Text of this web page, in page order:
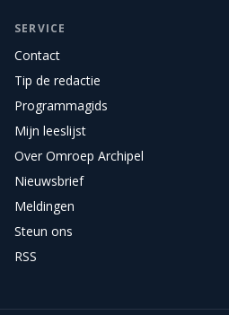
SERVICE
Contact
Tip de redactie
Programmagids
Mijn leeslijst
Over Omroep Archipel
Nieuwsbrief
Meldingen
Steun ons
RSS